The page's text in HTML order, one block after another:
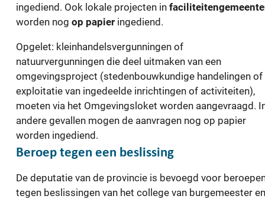
ingediend. Ook lokale projecten in
worden nog op papier ingediend.
Opgelet: kleinhandelsvergunningen of
natuurvergunningen die deel uitmaken van een
omgevingsproject (stedenbouwkundige handelingen of
exploitatie van ingedeelde inrichtingen of activiteiten),
moeten via het Omgevingsloket worden aangevraagd.
andere gevallen mogen de aanvragen nog op papier
worden ingediend.
Beroep tegen een beslissing
De deputatie van de provincie is bevoegd voor
tegen beslissingen van het college van burgemeester en